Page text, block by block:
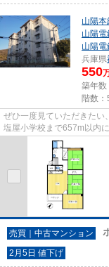
山陽本
山陽電
山陽電
兵庫県
550
築年数
階数：
ぜひ一度見ていただきたい
塩屋小学校まで657m以内
す。マンションにどんな人
売買｜中古マンション
2月5日 値下げ